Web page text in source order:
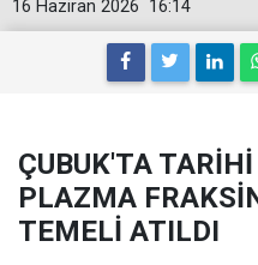
16:14
16 Haziran 2026
ÇUBUK'TA
PLAZMA
TEMELİ ATILDI